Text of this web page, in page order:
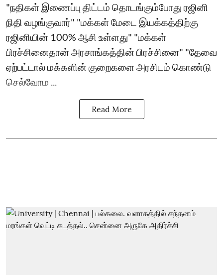
"நதிகள் இணைப்பு திட்டம் தொடங்கும்போது ரஜினி
நிதி வழங்குவார்" "மக்கள் மேடை இயக்கத்திற்கு
ரஜினியின் 100% ஆசி உள்ளது" "மக்கள்
பிரச்சினைதான் அரசாங்கத்தின் பிரச்சினை" "தேவை
ஏற்பட்டால் மக்களின் குறைகளை அரசிடம் கொண்டு
செல்வோம ...
Read More